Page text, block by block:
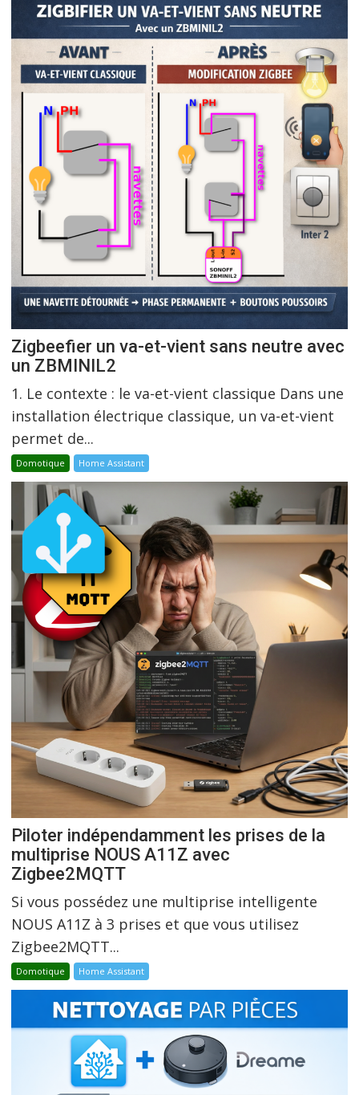
Zigbeefier un va-et-vient sans neutre avec
un ZBMINIL2
1. Le contexte : le va-et-vient classique Dans une
installation électrique classique, un va-et-vient
permet de...
Domotique Home Assistant
Piloter indépendamment les prises de la
multiprise NOUS A11Z avec
Zigbee2MQTT
Si vous possédez une multiprise intelligente
NOUS A11Z à 3 prises et que vous utilisez
Zigbee2MQTT...
Domotique Home Assistant